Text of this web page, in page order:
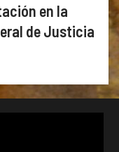
en la
de Justicia